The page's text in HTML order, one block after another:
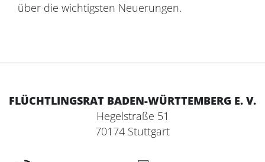
über die wichtigsten Neuerungen.
FLÜCHTLINGSRAT BADEN-WÜRTTEMBERG E. V.
Hegelstraße 51
70174 Stuttgart